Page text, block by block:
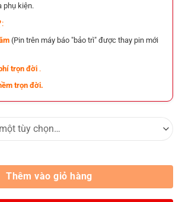
phụ kiện.
:
(Pin trên máy báo "bảo trì" được thay pin mới
trọn đời.
trọn đời.
Thêm vào giỏ hàng